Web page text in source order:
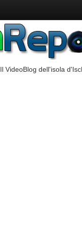
Il VideoBlog dell'isola